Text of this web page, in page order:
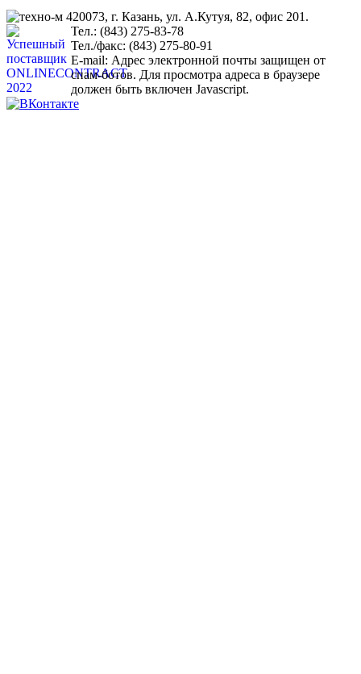
420073, г. Казань, ул. А.Кутуя, 82, офис 201.
Тел.: (843) 275-83-78
Тел./факс: (843) 275-80-91
Е-mail: Адрес электронной почты защищен от
спам-ботов. Для просмотра адреса в браузере
должен быть включен Javascript.